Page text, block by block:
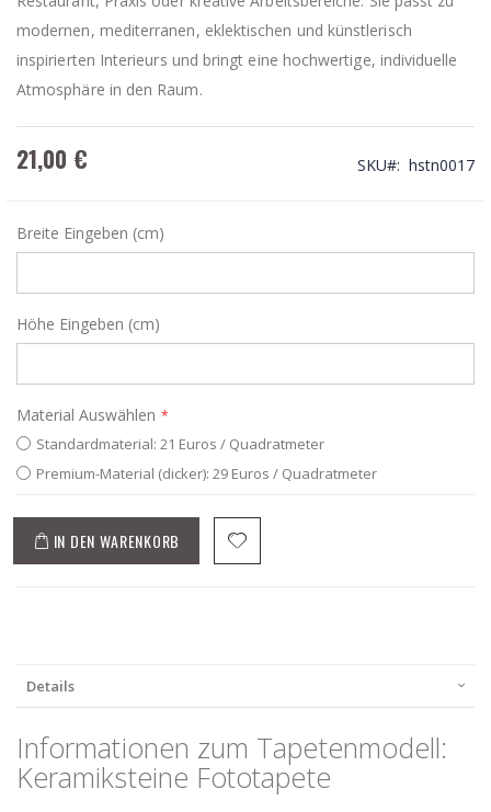
modernen, mediterranen, eklektischen und künstlerisch
inspirierten Interieurs und bringt eine hochwertige, individuelle
Atmosphäre in den Raum.
21,00 € SKU hstn0017
Breite Eingeben (cm)
Höhe Eingeben (cm)
Material Auswählen
Standardmaterial: 21 Euros / Quadratmeter
Premium-Material (dicker): 29 Euros / Quadratmeter
IN DEN WARENKORB
Details
Informationen zum Tapetenmodell:
Keramiksteine Fototapete